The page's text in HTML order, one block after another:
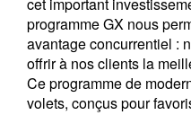
cet important
programme GX nous
avantage concurrentiel :
offrir à nos clients la
Ce programme de
volets, conçus pour